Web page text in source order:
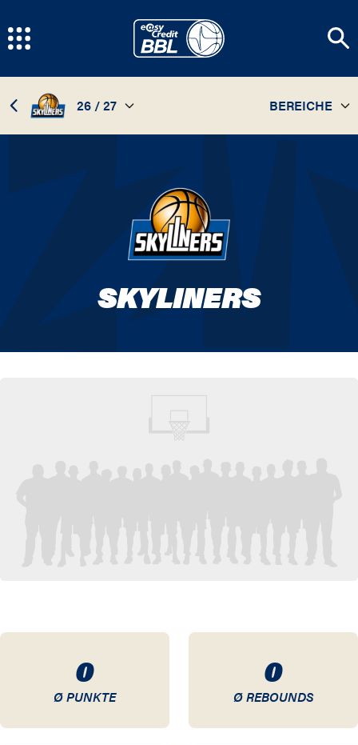
26 / 27
26 / 27
21 / 22
11 / 12
BEREICHE
TEAM
SKYLINERS
0
Ø PUNKTE
0
Ø REBOUNDS